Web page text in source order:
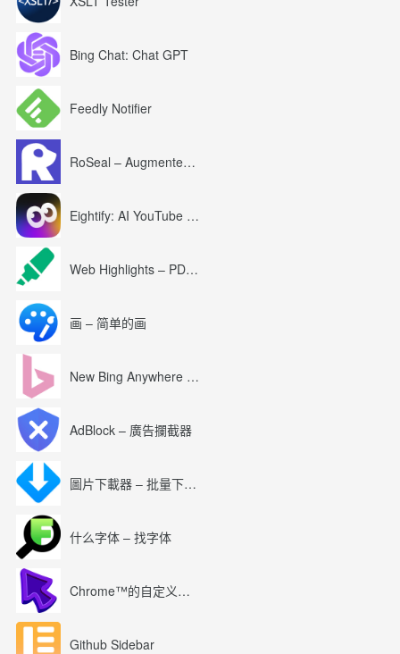
Bing Chat: Chat GPT
Feedly Notifier
RoSeal – Augmented Roblox Experience
Eightify: AI YouTube Summary with ChatGPT
Web Highlights – PDF & Web Highlighter
画 – 简单的画
New Bing Anywhere (Bing Chat GPT-4)
AdBlock – 廣告攔截器
圖片下載器 – 批量下載圖片
什么字体 – 找字体
Chrome™的自定义光标
Github Sidebar